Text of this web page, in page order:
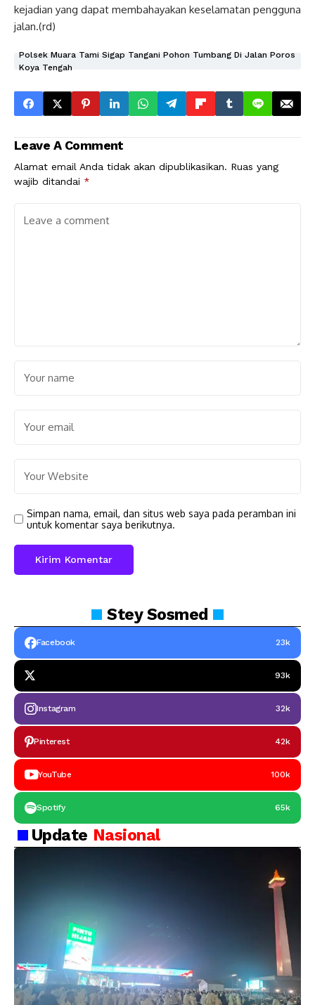
kejadian yang dapat membahayakan keselamatan pengguna
jalan.(rd)
Polsek Muara Tami Sigap Tangani Pohon Tumbang Di Jalan Poros
Koya Tengah
Leave A Comment
Alamat email Anda tidak akan dipublikasikan. Ruas yang
wajib ditandai *
Simpan nama, email, dan situs web saya pada peramban ini
untuk komentar saya berikutnya.
SteySosmed
Facebook 23k
93k
Instagram 32k
Pinterest 42k
YouTube 100k
Spotify 65k
Update Nasional